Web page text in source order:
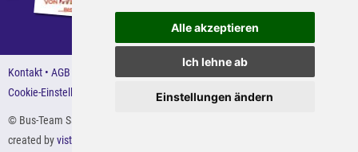
Alle akzeptieren
Ich lehne ab
Einstellungen ändern
Kontakt AGB
Cookie-Einstellungen
© Bus-Team Sauerland 2026
created byvistabus.de